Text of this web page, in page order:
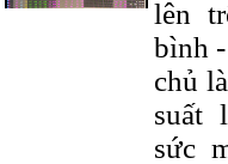
lên
bình
chủ
suất
sức